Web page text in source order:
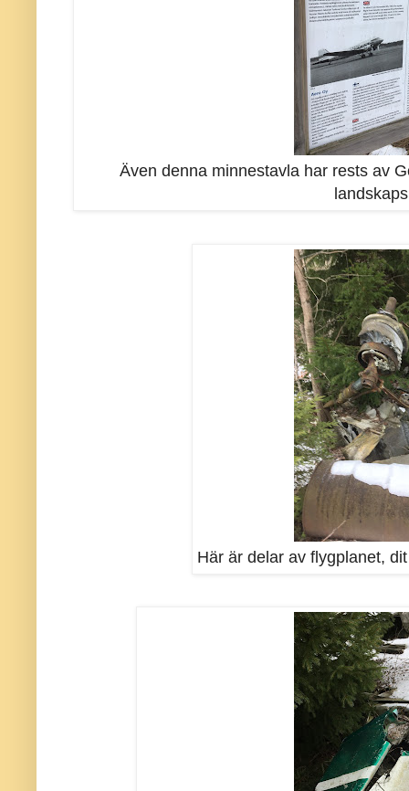
Även denna minnestavla har rests av
Här är delar av flygplanet,